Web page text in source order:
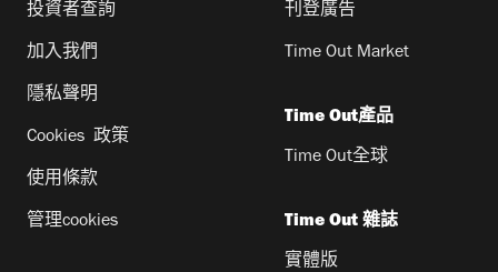
投資者查詢
加入我們
隱私聲明
Cookies 政策
使用條款
管理cookies
刊登廣告
Time Out Market
Time Out產品
Time Out全球
Time Out 雜誌
實體版